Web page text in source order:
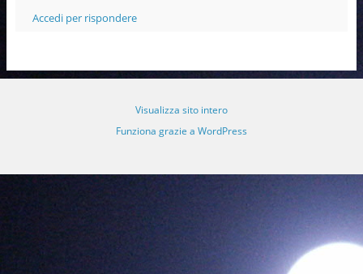
Accedi per rispondere
Visualizza sito intero
Funziona grazie a WordPress